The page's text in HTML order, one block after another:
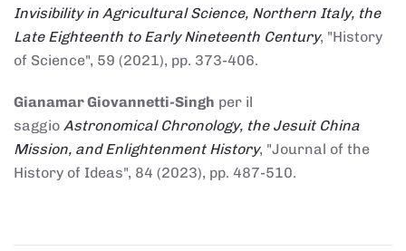
Invisibility in Agricultural Science, Northern Italy, the
Late Eighteenth to Early Nineteenth Century, "History
of Science", 59 (2021), pp. 373-406.
Gianamar Giovannetti-Singh per il
saggio Astronomical Chronology, the Jesuit China
Mission, and Enlightenment History, "Journal of the
History of Ideas", 84 (2023), pp. 487-510.